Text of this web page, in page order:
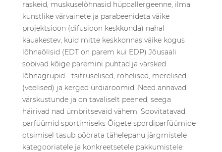
raskeid, muskuselõhnasid hüpoallergeenne, ilma
kunstlike värvainete ja parabeenideta väike
projektsioon (difusioon keskkonda) nahal
kauakestev, kuid mitte keskkonnas väike kogus
lõhnaõlisid (EDT on parem kui EDP) Jõusaali
sobivad kõige paremini puhtad ja värsked
lõhnagrupid - tsitruselised, rohelised, merelised
(veelised) ja kerged ürdiaroomid. Need annavad
värskustunde ja on tavaliselt peened, seega
häirivad nad ümbritsevaid vähem. Soovitatavad
parfüümid sportimiseks Õigete spordiparfüümide
otsimisel tasub pöörata tähelepanu järgmistele
kategooriatele ja konkreetsetele pakkumistele: